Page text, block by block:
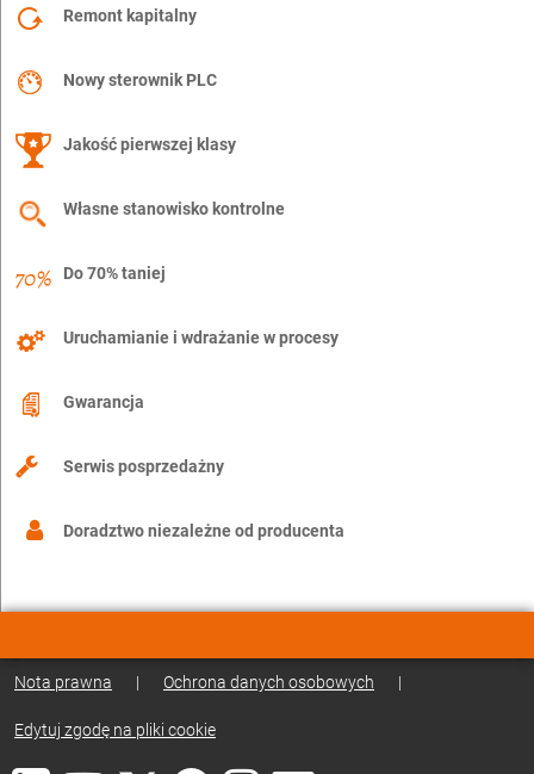
Remont kapitalny
Nowy sterownik PLC
Jakość pierwszej klasy
Własne stanowisko kontrolne
Do 70% taniej
Uruchamianie i wdrażanie w procesy
Gwarancja
Serwis posprzedażny
Doradztwo niezależne od producenta
Nota prawna | Ochrona danych osobowych |
Edytuj zgodę na pliki cookie